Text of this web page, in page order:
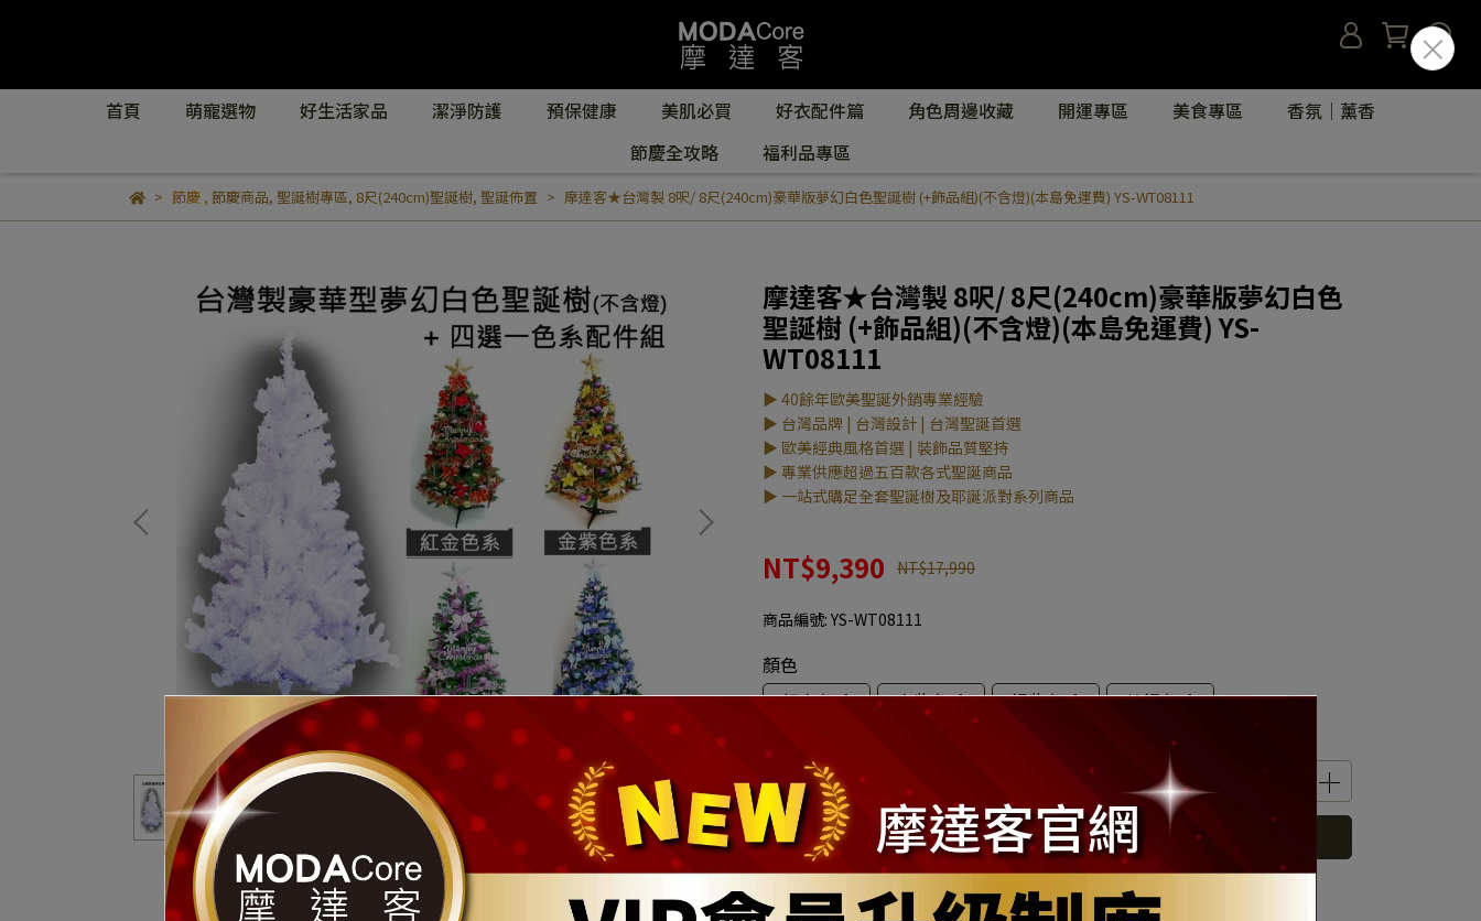
首頁 萌寵選物 好生活家品 潔淨防護 預保健康 美肌必買 好衣配件篇 角色周邊收藏 開運專區 美食專區
香氛｜薰香
節慶全攻略
福利品專區
節慶, 節慶商品, 聖誕樹專區, 8尺(240cm)聖誕樹, 聖誕佈置 摩達客★台灣製 8呎/ 8尺(240cm)豪華版夢幻白色聖誕樹 (+飾品組)(不含燈)(本島免運費) YS-WT08111
摩達客★台灣製 8呎/ 8尺(240cm)豪華版夢幻白色
聖誕樹 (+飾品組)(不含燈)(本島免運費) YS-
WT08111
▶ 40餘年歐美聖誕外銷專業經驗
▶ 台灣品牌 | 台灣設計 | 台灣聖誕首選
▶ 歐美經典風格首選 | 裝飾品質堅持
▶ 專業供應超過五百款各式聖誕商品
▶ 一站式購足全套聖誕樹及耶誕派對系列商品
NT$9,390 NT$17,990
商品編號: YS-WT08111
顏色
紅金色系
金紫色系 銀紫色系 藍銀色系
加入購物車 立即購買
加入最愛 此商品 「 最高 」可以折抵紅利 9390點 (約等於